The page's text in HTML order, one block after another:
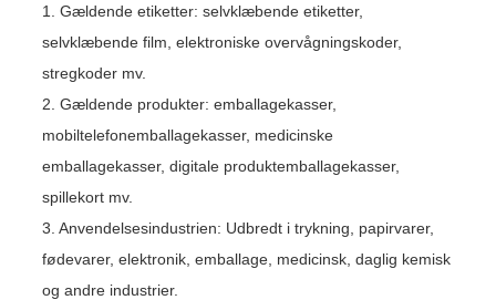
1. Gældende etiketter: selvklæbende etiketter,
selvklæbende film, elektroniske overvågningskoder,
stregkoder mv.
2. Gældende produkter: emballagekasser,
mobiltelefonemballagekasser, medicinske
emballagekasser, digitale produktemballagekasser,
spillekort mv.
3. Anvendelsesindustrien: Udbredt i trykning, papirvarer,
fødevarer, elektronik, emballage, medicinsk, daglig kemisk
og andre industrier.